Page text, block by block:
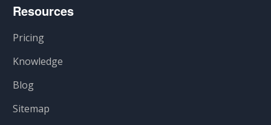
Resources
Pricing
Knowledge
Blog
Sitemap